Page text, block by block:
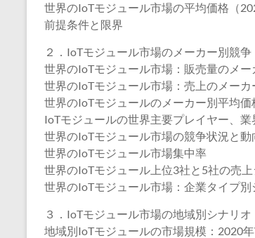
世界のIoTモジュール市場の平均価格（
前提条件と限界
２．IoTモジュール市場のメーカー別競争
世界のIoTモジュール市場：販売量のメー
世界のIoTモジュール市場：売上のメーカ
世界のIoTモジュールのメーカー別平均価
IoTモジュールの世界主要プレイヤー、
世界のIoTモジュール市場の競争状況と動
世界のIoTモジュール市場集中率
世界のIoTモジュール上位3社と5社の売
世界のIoTモジュール市場：企業タイプ
３．IoTモジュール市場の地域別シナリオ
地域別IoTモジュールの市場規模：2020